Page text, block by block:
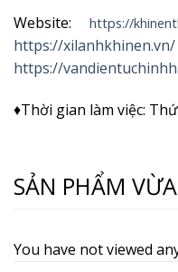
Website: https://
https://xilanhkhinen.vn/
https://
♦Thời gian làm việc:
SẢN PHẨM
You have not viewed